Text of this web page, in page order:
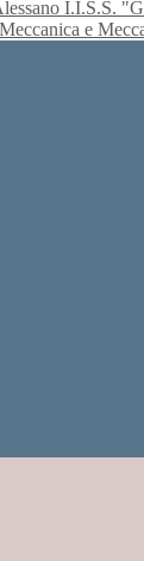
I.I.S.S.
e